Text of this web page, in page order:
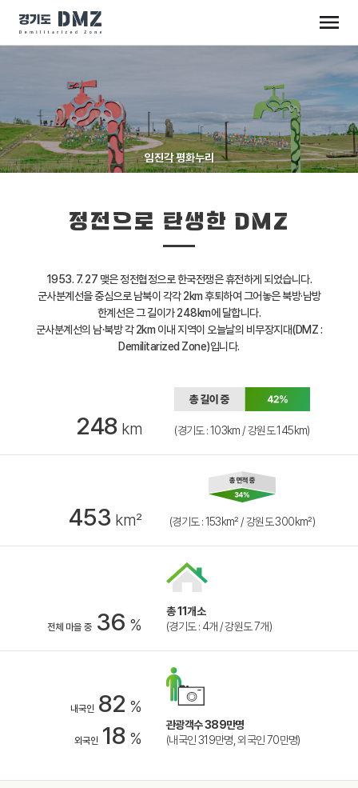
임진각 평화누리
정전으로 탄생한 DMZ
1953. 7. 27 맺은 정전협정으로 한국전쟁은 휴전하게 되었습니다.
군사분계선을 중심으로 남북이 각각 2km 후퇴하여 그어놓은 북방·남방
한계선은 그 길이가 248km에 달합니다.
군사분계선의 남·북방 각 2km 이내 지역이 오늘날의 비무장지대(DMZ :
Demilitarized Zone)입니다.
248 km (경기도 : 103km / 강원도 145km)
453 km² (경기도 : 153km² / 강원도 300km²)
전체 마을 중 36 %
총 11개소
(경기도 : 4개 / 강원도 7개)
내국인 82 %
외국인 18 %
관광객수 389만명
(내국인 319만명, 외국인 70만명)